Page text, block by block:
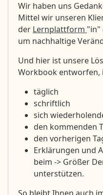
Wir haben uns
Mittel wir unseren
der Lernplattform "in"
um nachhaltige
Und hier ist unsere
Workbook entworfen,
täglich
schriftlich
sich
den kommenden
den vorherigen
Erklärungen und
beim -> Größer
unterstützen.